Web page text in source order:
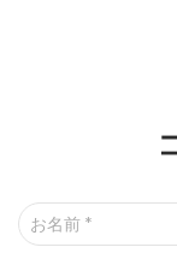
お名前 *